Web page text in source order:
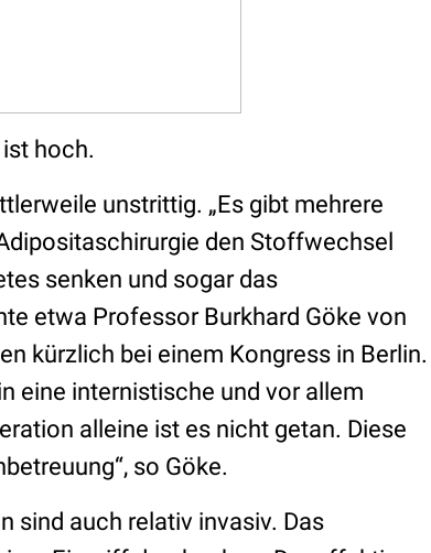
hoch.
unstrittig. „Es gibt mehrere
den Stoffwechsel
senken und sogar das
etwa Professor Burkhard Göke von
kürzlich bei einem Kongress in Berlin.
eine internistische und vor allem
alleine ist es nicht getan. Diese
so Göke.
sind auch relativ invasiv. Das